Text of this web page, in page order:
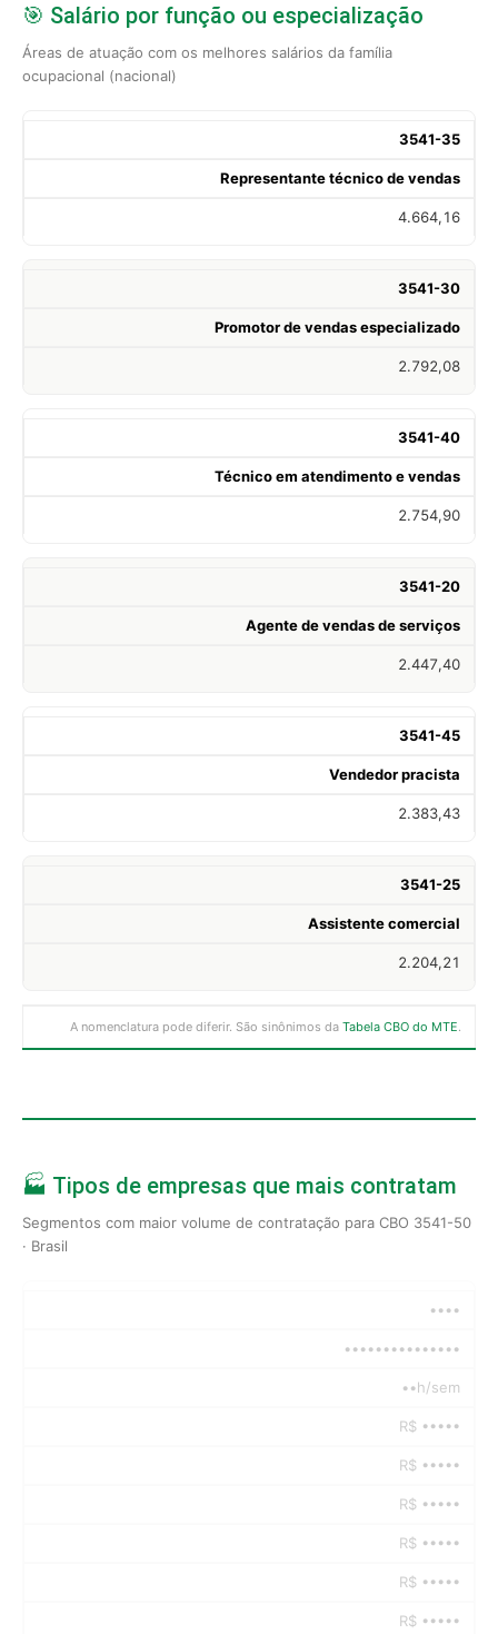
🎯 Salário por função ou especialização
Áreas de atuação com os melhores salários da família
ocupacional (nacional)
3541-35
Representante técnico de vendas
4.664,16
3541-30
Promotor de vendas especializado
2.792,08
3541-40
Técnico em atendimento e vendas
2.754,90
3541-20
Agente de vendas de serviços
2.447,40
3541-45
Vendedor pracista
2.383,43
3541-25
Assistente comercial
2.204,21
A nomenclatura pode diferir. São sinônimos da Tabela CBO do MTE.
🏭 Tipos de empresas que mais contratam
Segmentos com maior volume de contratação para CBO 3541-50
· Brasil
••••
•••••••••••••••
••h/sem
R$ •••••
R$ •••••
R$ •••••
R$ •••••
R$ •••••
R$ •••••